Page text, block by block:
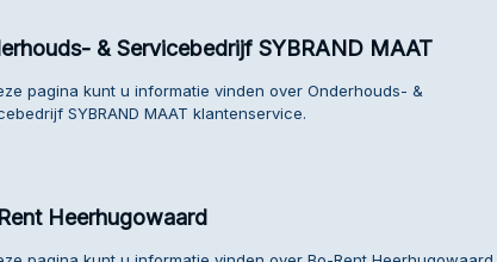
& Servicebedrijf SYBRAND MAAT
pagina kunt u informatie vinden over Onderhouds- &
SYBRAND MAAT klantenservice.
Heerhugowaard